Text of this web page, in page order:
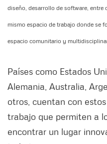
diseño, desarrollo de software,
mismo espacio de trabajo donde se
espacio comunitario y
Países como Estados
Alemania, Australia,
otros, cuentan con
trabajo que permiten a
encontrar un lugar